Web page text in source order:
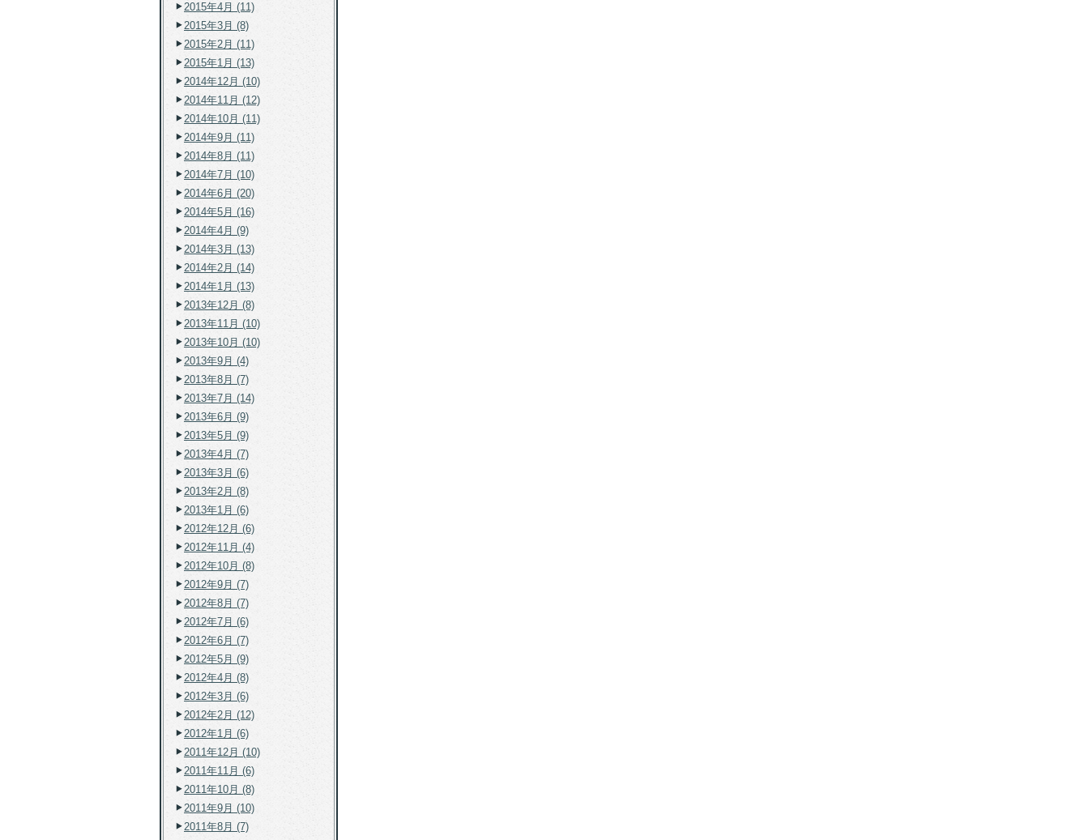
2015年4月 (11)
2015年3月 (8)
2015年2月 (11)
2015年1月 (13)
2014年12月 (10)
2014年11月 (12)
2014年10月 (11)
2014年9月 (11)
2014年8月 (11)
2014年7月 (10)
2014年6月 (20)
2014年5月 (16)
2014年4月 (9)
2014年3月 (13)
2014年2月 (14)
2014年1月 (13)
2013年12月 (8)
2013年11月 (10)
2013年10月 (10)
2013年9月 (4)
2013年8月 (7)
2013年7月 (14)
2013年6月 (9)
2013年5月 (9)
2013年4月 (7)
2013年3月 (6)
2013年2月 (8)
2013年1月 (6)
2012年12月 (6)
2012年11月 (4)
2012年10月 (8)
2012年9月 (7)
2012年8月 (7)
2012年7月 (6)
2012年6月 (7)
2012年5月 (9)
2012年4月 (8)
2012年3月 (6)
2012年2月 (12)
2012年1月 (6)
2011年12月 (10)
2011年11月 (6)
2011年10月 (8)
2011年9月 (10)
2011年8月 (7)